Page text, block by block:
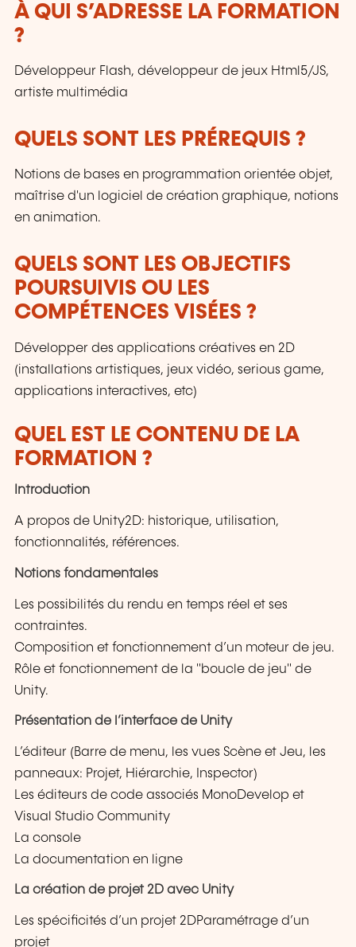
À QUI S’ADRESSE LA FORMATION
?
Développeur Flash, développeur de jeux Html5/JS,
artiste multimédia
QUELS SONT LES PRÉREQUIS ?
Notions de bases en programmation orientée objet,
maîtrise d'un logiciel de création graphique, notions
en animation.
QUELS SONT LES OBJECTIFS
POURSUIVIS OU LES
COMPÉTENCES VISÉES ?
Développer des applications créatives en 2D
(installations artistiques, jeux vidéo, serious game,
applications interactives, etc)
QUEL EST LE CONTENU DE LA
FORMATION ?
Introduction
A propos de Unity2D: historique, utilisation,
fonctionnalités, références.
Notions fondamentales
Les possibilités du rendu en temps réel et ses
contraintes.
Composition et fonctionnement d’un moteur de jeu.
Rôle et fonctionnement de la "boucle de jeu" de
Unity.
Présentation de l’interface de Unity
L’éditeur (Barre de menu, les vues Scène et Jeu, les
panneaux: Projet, Hiérarchie, Inspector)
Les éditeurs de code associés MonoDevelop et
Visual Studio Community
La console
La documentation en ligne
La création de projet 2D avec Unity
Les spécificités d’un projet 2DParamétrage d’un
projet